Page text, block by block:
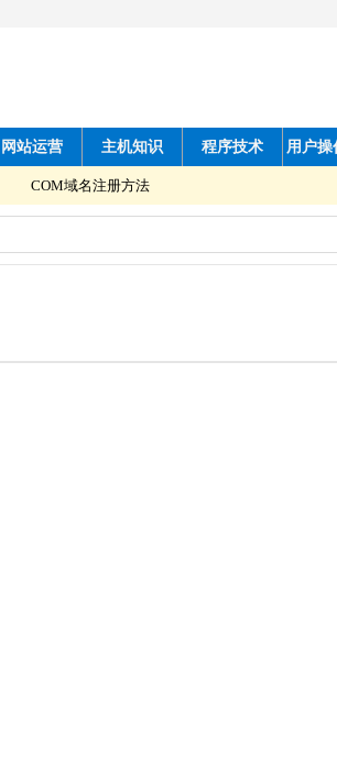
网站运营 主机知识 程序技术 用户操
COM域名注册方法